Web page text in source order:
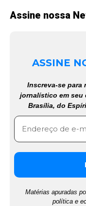
Assine nossa
ASSINE
Inscreva-se para
jornalístico em seu
Brasília, do
Matérias apuradas
política e